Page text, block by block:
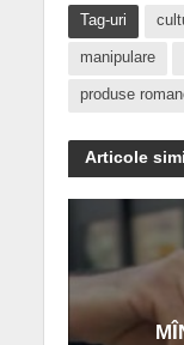
Tag-uri
manipulare
produse
Articole